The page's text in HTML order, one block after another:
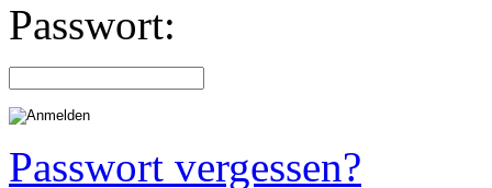
Passwort:
Passwort vergessen?